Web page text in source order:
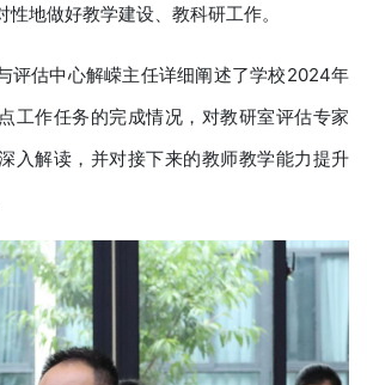
地做好教学建设、教科研工作。
评估中心解嵘主任详细阐述了学校2024年
工作任务的完成情况，对教研室评估专家
入解读，并对接下来的教师教学能力提升